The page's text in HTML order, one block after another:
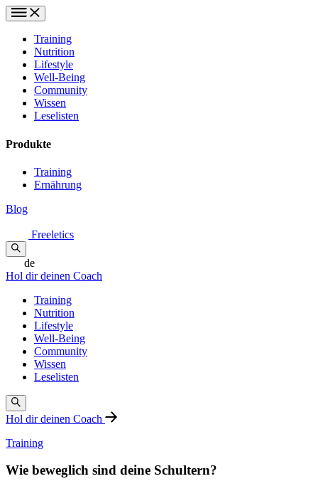
Training
Nutrition
Lifestyle
Well-Being
Community
Wissen
Leselisten
Produkte
Training
Ernährung
Blog
Freeletics
de
Hol dir deinen Coach
Training
Nutrition
Lifestyle
Well-Being
Community
Wissen
Leselisten
Hol dir deinen Coach
Training
Wie beweglich sind deine Schultern?